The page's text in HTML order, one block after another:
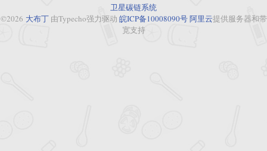
卫星碳链系统
©2026 大布丁由Typecho强力驱动 皖ICP备10008090号阿里云提供服务器和带
宽支持